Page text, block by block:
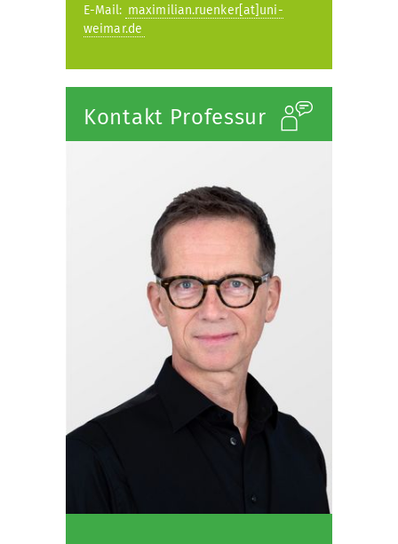
E-Mail: maximilian.ruenker[at]uni-
weimar.de
Kontakt Professur